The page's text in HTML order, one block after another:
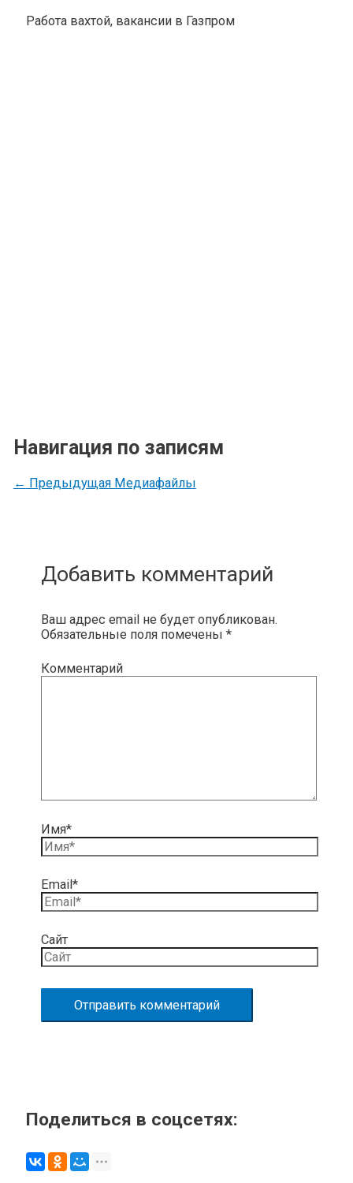
Работа вахтой, вакансии в Газпром
Навигация по записям
← Предыдущая Медиафайлы
Добавить комментарий
Ваш адрес email не будет опубликован.
Обязательные поля помечены *
Комментарий
Имя*
Email*
Сайт
Поделиться в соцсетях: